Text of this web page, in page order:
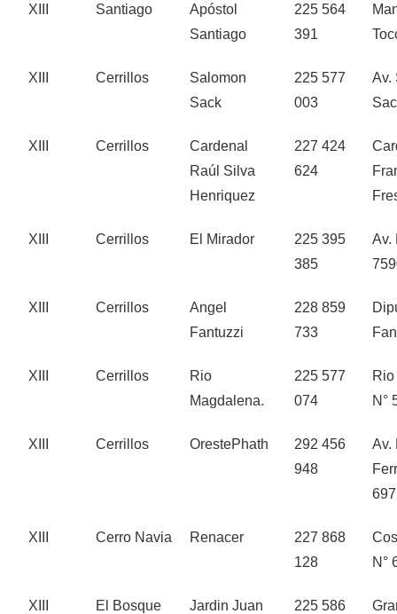
XIII Santiago
Apóstol
Santiago
225 564
391
XIII Cerrillos
Salomon
Sack
225 577
003
Av.
XIII Cerrillos
Cardenal
Raúl Silva
Henriquez
227 424
624
XIII Cerrillos El Mirador
225 395
385
Av.
XIII Cerrillos
Angel
Fantuzzi
228 859
733
XIII Cerrillos
Rio
Magdalena.
225 577
074
N°
XIII Cerrillos OrestePhath
292 456
948
Av.
XIII Cerro Navia Renacer
227 868
128
N°
XIII El Bosque
Jardin Juan
225 586